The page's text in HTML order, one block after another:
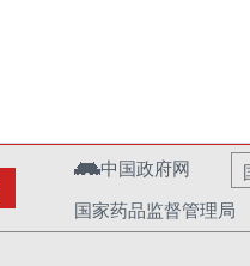
中国政府网
国家药品监督管理局